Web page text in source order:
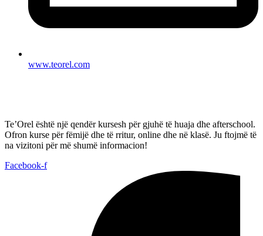
www.teorel.com
Te’Orel është një qendër kursesh për gjuhë të huaja dhe afterschool.
Ofron kurse për fëmijë dhe të rritur, online dhe në klasë. Ju ftojmë të
na vizitoni për më shumë informacion!
Facebook-f